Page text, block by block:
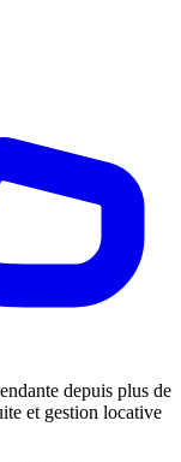
depuis plus de
et gestion locative